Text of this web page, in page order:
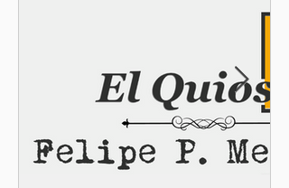
Igualdad, Bienestar, Redes,
Emancipación) número 62 y
la Casa Carmen Serdán
número 25 en el estado, la
cuarta en la c